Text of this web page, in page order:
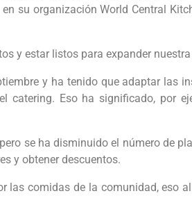
su organización World Central
y estar listos para expander
y ha tenido que adaptar las
Eso ha significado, por
se ha disminuido el número de
y obtener descuentos.
comidas de la comunidad, eso